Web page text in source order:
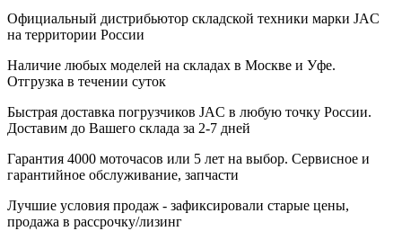
Официальный дистрибьютор складской техники марки JAC
на территории России
Наличие любых моделей на складах в Москве и Уфе.
Отгрузка в течении суток
Быстрая доставка погрузчиков JAC в любую точку России.
Доставим до Вашего склада за 2-7 дней
Гарантия 4000 моточасов или 5 лет на выбор. Сервисное и
гарантийное обслуживание, запчасти
Лучшие условия продаж - зафиксировали старые цены,
продажа в рассрочку/лизинг